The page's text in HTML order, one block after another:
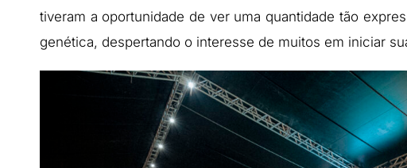
tiveram a oportunidade de ver uma quantidade tão
genética, despertando o interesse de muitos em iniciar